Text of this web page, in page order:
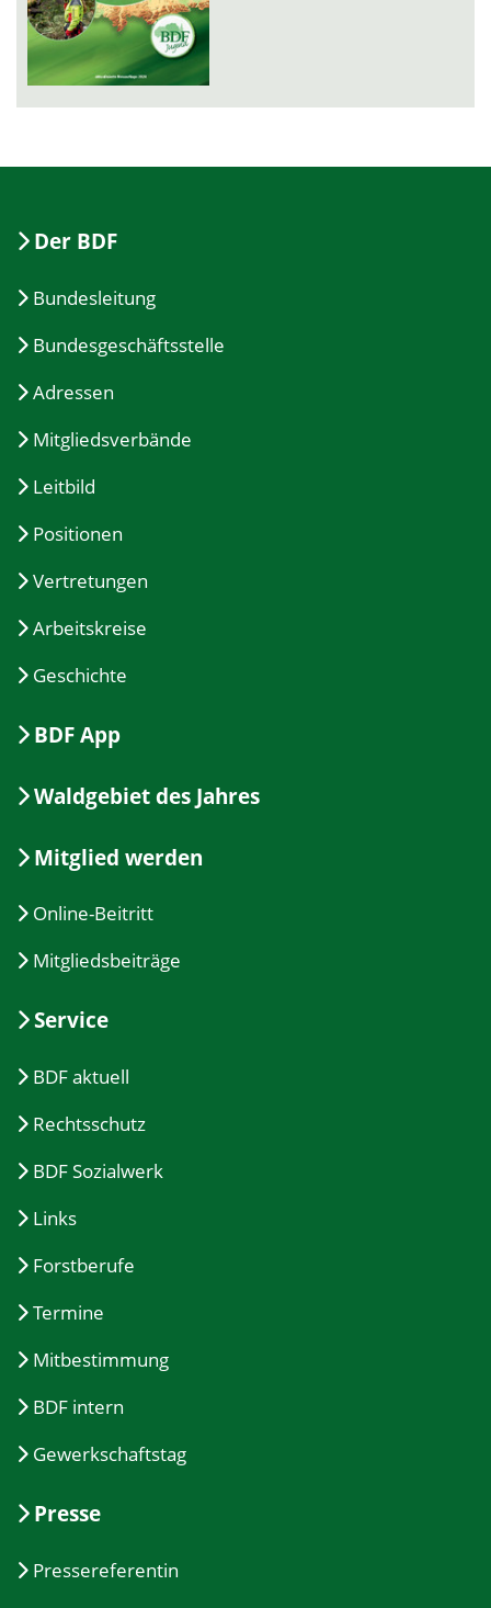
Der BDF
Bundesleitung
Bundesgeschäftsstelle
Adressen
Mitgliedsverbände
Leitbild
Positionen
Vertretungen
Arbeitskreise
Geschichte
BDF App
Waldgebiet des Jahres
Mitglied werden
Online-Beitritt
Mitgliedsbeiträge
Service
BDF aktuell
Rechtsschutz
BDF Sozialwerk
Links
Forstberufe
Termine
Mitbestimmung
BDF intern
Gewerkschaftstag
Presse
Pressereferentin